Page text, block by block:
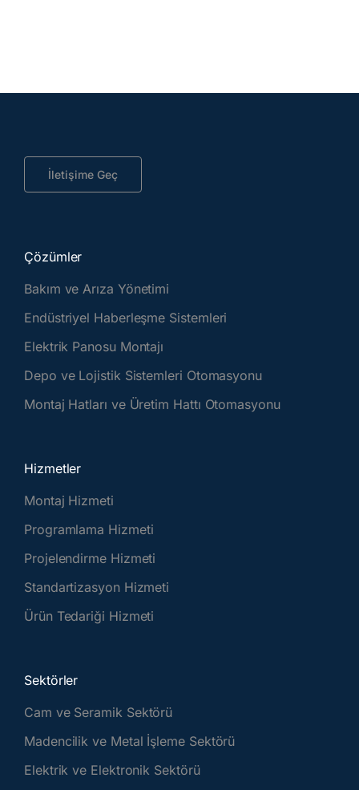
İletişime Geç
Çözümler
Bakım ve Arıza Yönetimi
Endüstriyel Haberleşme Sistemleri
Elektrik Panosu Montajı
Depo ve Lojistik Sistemleri Otomasyonu
Montaj Hatları ve Üretim Hattı Otomasyonu
Hizmetler
Montaj Hizmeti
Programlama Hizmeti
Projelendirme Hizmeti
Standartizasyon Hizmeti
Ürün Tedariği Hizmeti
Sektörler
Cam ve Seramik Sektörü
Madencilik ve Metal İşleme Sektörü
Elektrik ve Elektronik Sektörü